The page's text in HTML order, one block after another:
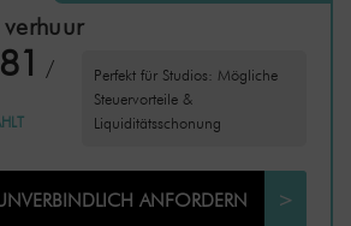
Perfekt für Studios: Mögliche
Steuervorteile &
Liquiditätsschonung
/
ANFORDERN >